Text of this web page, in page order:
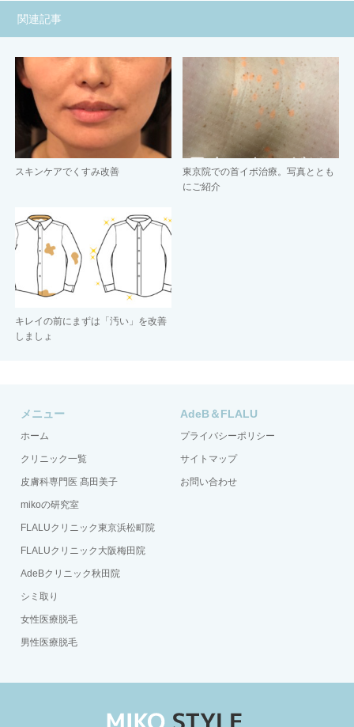
関連記事
スキンケアでくすみ改善
東京院での首イボ治療。写真ととも
にご紹介
キレイの前にまずは「汚い」を改善
しましょ
メニュー
ホーム
クリニック一覧
皮膚科専門医 髙田美子
mikoの研究室
FLALUクリニック東京浜松町院
FLALUクリニック大阪梅田院
AdeBクリニック秋田院
シミ取り
女性医療脱毛
男性医療脱毛
AdeB＆FLALU
プライバシーポリシー
サイトマップ
お問い合わせ